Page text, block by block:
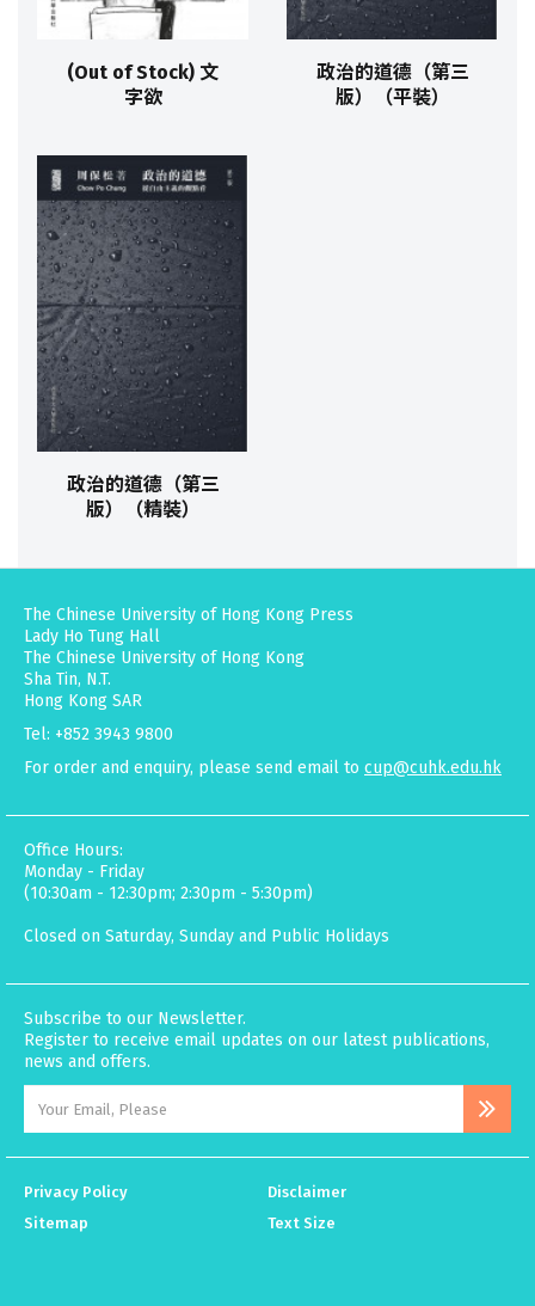
(Out of Stock) 文
字欲
政治的道德（第三
版）（平裝）
政治的道德（第三
版）（精裝）
The Chinese University of Hong Kong Press
Lady Ho Tung Hall
The Chinese University of Hong Kong
Sha Tin, N.T.
Hong Kong SAR
Tel: +852 3943 9800
For order and enquiry, please send email to cup@cuhk.edu.hk
Office Hours:
Monday - Friday
(10:30am - 12:30pm; 2:30pm - 5:30pm)
Closed on Saturday, Sunday and Public Holidays
Subscribe to our Newsletter.
Register to receive email updates on our latest publications,
news and offers.
Privacy Policy
Disclaimer
Sitemap
Text Size